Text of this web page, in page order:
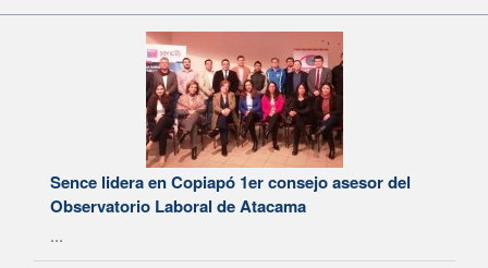
Sence lidera en Copiapó 1er consejo asesor del
Observatorio Laboral de Atacama
...